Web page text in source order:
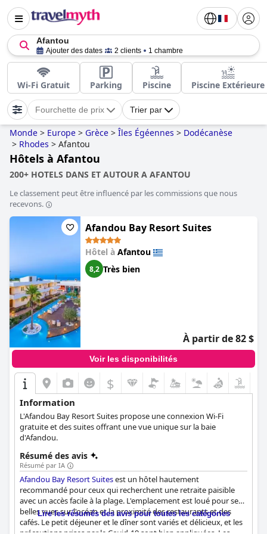
Afantou
Ajouter des dates 2 clients 1 chambre
Wi-Fi Gratuit Parking Piscine Piscine Extérieure
Fourchette de prix Trier par
Monde > Europe > Grèce > Îles Égéennes > Dodécanèse
> Rhodes > Afantou
Hôtels à Afantou
200+ HOTELS DANS ET AUTOUR A AFANTOU
Le classement peut être influencé par les commissions que nous
recevons.
Afandou Bay Resort Suites
Hôtel à Afantou
8,2 Très bien
À partir de 82 $
Voir les disponibilités
$
Information
L'Afandou Bay Resort Suites propose une connexion Wi-Fi
gratuite et des suites offrant une vue unique sur la baie
d'Afandou.
Résumé des avis
Résumé par IA
Afandou Bay Resort Suitesest un hôtel hautement
recommandé pour ceux qui recherchent une retraite paisible
avec un accès facile à la plage. L'emplacement est loué pour ses
belles vues sur l'océan et la proximité des restaurants et des
cafés. Le petit déjeuner et le dîner sont variés et délicieux, et les
Lire les résumés des avis pour toutes les catégories